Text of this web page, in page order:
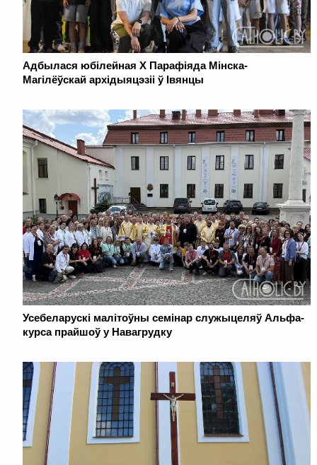
Адбылася юбілейная Х Парафіяда Мінска-
Магілёўскай архідыяцэзіі ў Івянцы
Усебеларускі малітоўны семінар служыцеляў Альфа-
курса прайшоў у Навагрудку